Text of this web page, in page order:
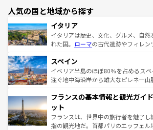
人気の国と地域から探す
イタリア
イタリアは歴史、文化、グルメ、自
れた国。 ローマの古代遺跡やフィレン
ろん、トスカーナの美しい田園風景や
景など、自然景観も見逃せない。観光
ピザやパスタなど、絶品のイタリア料
ませてくれるイタリアで、忘れられな
なお、新着のイタリア情報は
しい。
スペイン
イベリア半島のほぼ80％を占めるス
注ぐ地中海沿岸から雄大なピレネー山
文化が根付くこの国では、情熱的なフ
れる闘牛、そして美味しいタパスが生
る。首都マドリードの洗練された雰囲
アートに溢れた街角から、地方では古
フランスの基本情報と観光ガイ
ット
フランスは、世界中の旅行者を魅了
指の観光地だ。首都パリのエッフェル